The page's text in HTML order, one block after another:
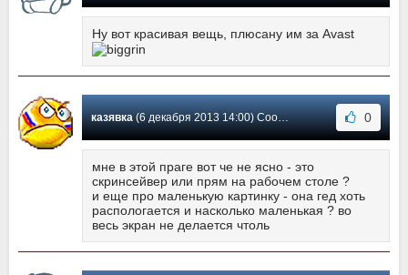
Ну вот красивая вещь, плюсану им за Avast
казявка(6 декабря 2013 14:00) Сообщение #3 0
мне в этой праге вот че не ясно - это
скринсейвер или прям на рабочем столе ?
и еще про маленькую картинку - она гед хоть
распологается и насколько маленькая ? во
весь экран не делается чтоль